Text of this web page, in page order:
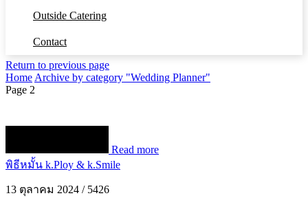
Outside Catering
Contact
Return to previous page
Home Archive by category "Wedding Planner"
Page 2
Read more
พิธีหมั้น k.Ploy & k.Smile
13 ตุลาคม 2024 / 5426